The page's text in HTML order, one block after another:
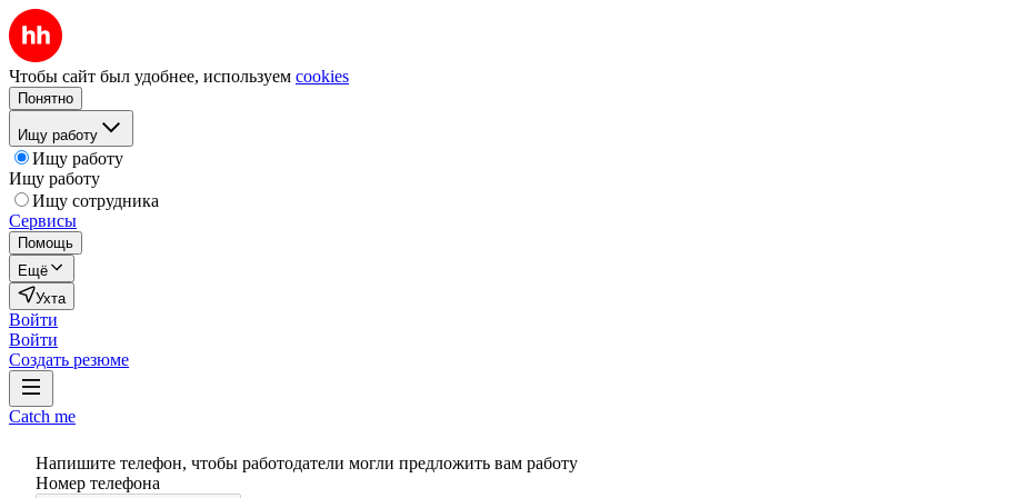
Чтобы сайт был удобнее, используем cookies
Понятно
Ищу работу
Ищу работу
Ищу работу
Ищу сотрудника
Сервисы
Помощь
Ещё
Ухта
Войти
Войти
Создать резюме
Catch me
Напишите телефон, чтобы работодатели могли предложить вам работу
Номер телефона